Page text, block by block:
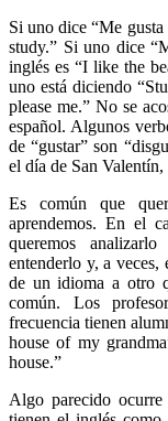
Si uno dice “Me
study.” Si uno dice
inglés es “I like the
uno está diciendo
please me.” No se
español. Algunos
de “gustar” son
el día de San
Es común que
aprendemos. En el
queremos
entenderlo y, a veces,
de un idioma a otro
común. Los
frecuencia tienen
house of my
house.”
Algo parecido